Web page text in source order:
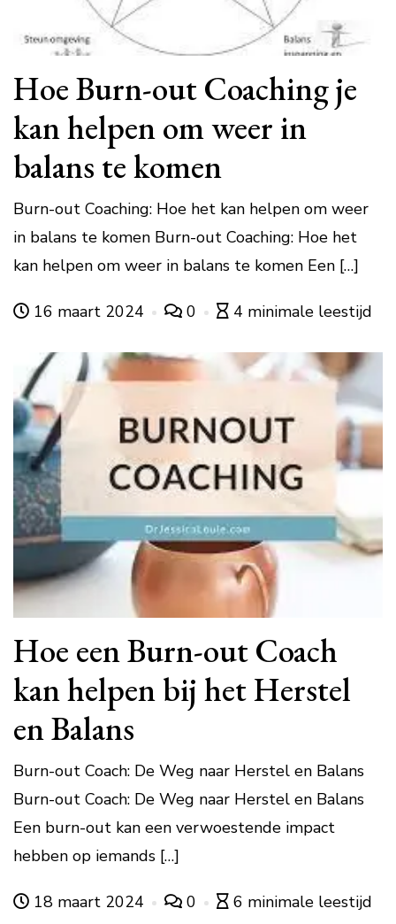
Hoe Burn-out Coaching je
kan helpen om weer in
balans te komen
Burn-out Coaching: Hoe het kan helpen om weer
in balans te komen Burn-out Coaching: Hoe het
kan helpen om weer in balans te komen Een […]
16 maart 2024 0 4 minimale leestijd
Hoe een Burn-out Coach
kan helpen bij het Herstel
en Balans
Burn-out Coach: De Weg naar Herstel en Balans
Burn-out Coach: De Weg naar Herstel en Balans
Een burn-out kan een verwoestende impact
hebben op iemands […]
18 maart 2024 0 6 minimale leestijd